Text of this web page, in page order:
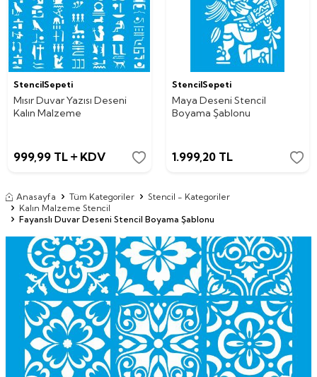
StencilSepeti
Mısır Duvar Yazısı Deseni
Kalın Malzeme
999,99 TL KDV
StencilSepeti
Maya Deseni Stencil
Boyama Şablonu
1.999,20TL
Anasayfa Tüm Kategoriler
Stencil - Kategoriler
Kalın Malzeme Stencil
Fayanslı Duvar Deseni Stencil Boyama Şablonu